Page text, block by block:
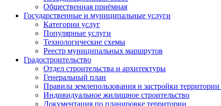
Общественная приёмная
Государственные и муниципальные услуги
Категории услуг
Популярные услуги
Технологические схемы
Реестр муниципальных маршрутов
Градостроительство
Отдел строительства и архитектуры
Генеральный план
Правила землепользования и застройки
Индивидуальное жилищное строительство
Документация по планировке территории